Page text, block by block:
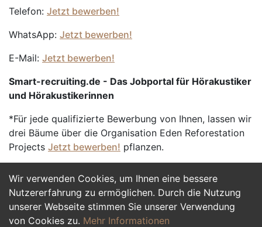
Wir verwenden Cookies, um Ihnen eine bessere
Nutzererfahrung zu ermöglichen. Durch die Nutzung
unserer Webseite stimmen Sie unserer Verwendung
von Cookies zu. Mehr Informationen
Telefon: Jetzt bewerben!
WhatsApp: Jetzt bewerben!
E-Mail: Jetzt bewerben!
Smart-recruiting.de - Das Jobportal für Hörakustiker
und Hörakustikerinnen
*Für jede qualifizierte Bewerbung von Ihnen, lassen wir
drei Bäume über die Organisation Eden Reforestation
Projects Jetzt bewerben! pflanzen.
Jetzt Bewerben